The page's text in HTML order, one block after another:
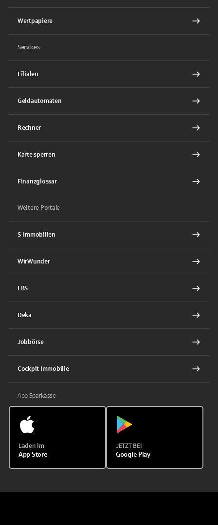
Wertpapiere
Services
Filialen
Geldautomaten
Rechner
Karte sperren
Finanzglossar
Weitere Portale
S-Immobilien
WirWunder
LBS
Deka
Jobbörse
Cockpit Immobilie
App Sparkasse
Laden im
App Store
JETZT BEI
Google Play